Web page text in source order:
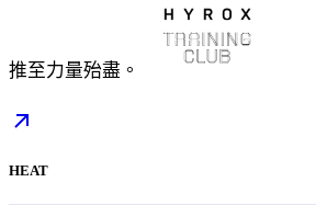
推至力量殆盡。
HEAT